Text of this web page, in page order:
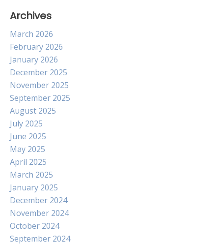
Archives
March 2026
February 2026
January 2026
December 2025
November 2025
September 2025
August 2025
July 2025
June 2025
May 2025
April 2025
March 2025
January 2025
December 2024
November 2024
October 2024
September 2024